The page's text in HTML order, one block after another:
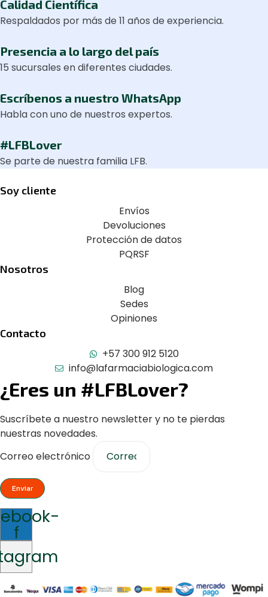
Calidad Científica
Respaldados por más de 11 años de experiencia.
Presencia a lo largo del país
15 sucursales en diferentes ciudades.
Escríbenos a nuestro WhatsApp
Habla con uno de nuestros expertos.
#LFBLover
Se parte de nuestra familia LFB.
Soy cliente
Envíos
Devoluciones
Protección de datos
PQRSF
Nosotros
Blog
Sedes
Opiniones
Contacto
+57 300 912 5120
info@lafarmaciabiologica.com
¿Eres un #LFBLover?
Suscríbete a nuestro newsletter y no te pierdas
nuestras novedades.
Correo electrónico
Enviar
f